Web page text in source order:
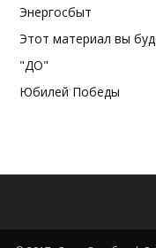
Энергосбыт
Этот материал вы
"ДО"
Юбилей Победы